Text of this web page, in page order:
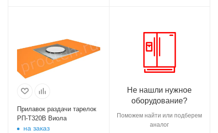
Прилавок раздачи тарелок
РП-Т320В Виола
на заказ
Не нашли нужное
оборудование?
Поможем найти или подберем
аналог